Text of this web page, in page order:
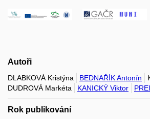
Autoři
DLABKOVÁ Kristýna BEDNAŘÍK Antonín
DUDROVÁ Markéta
KANICKÝ Viktor
Rok publikování